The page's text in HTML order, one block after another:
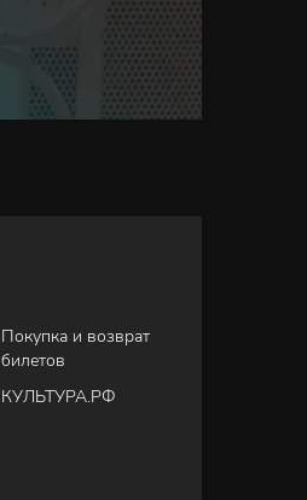
Покупка и возврат
билетов
КУЛЬТУРА.РФ